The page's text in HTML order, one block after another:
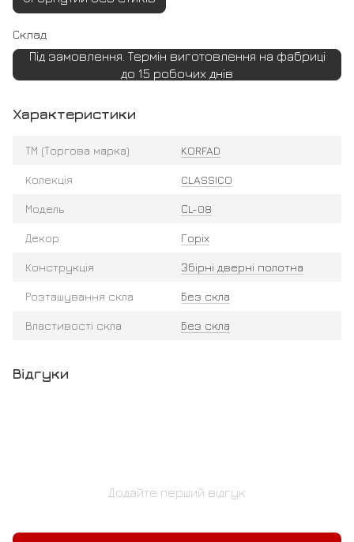
Склад
Під замовлення. Термін виготовлення на фабриці
до 15 робочих днів
Характеристики
ТМ (Торгова марка) KORFAD
Колекція CLASSICO
Модель СL-08
Декор Горіх
Конструкція Збірні дверні полотна
Розташування скла Без скла
Властивості скла Без скла
Відгуки
Додайте перший відгук